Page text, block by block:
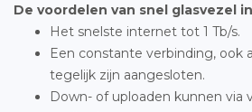
De voordelen van snel glasvezel
Het snelste internet tot 1 Tb/s.
Een constante verbinding, ook
tegelijk zijn aangesloten.
Down- of uploaden kunnen via